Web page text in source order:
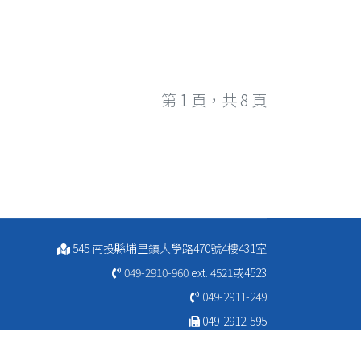
第 1 頁，共 8 頁
545 南投縣埔里鎮大學路470號4樓431室
049-2910-960 ext. 4521或4523
049-2911-249
049-2912-595